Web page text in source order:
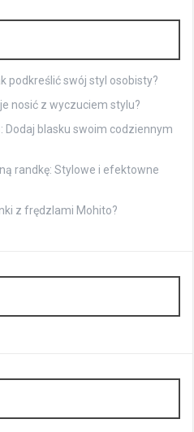
podkreślić swój styl osobisty?
nosić z wyczuciem stylu?
Dodaj blasku swoim codziennym
randkę: Stylowe i efektowne
z frędzlami Mohito?